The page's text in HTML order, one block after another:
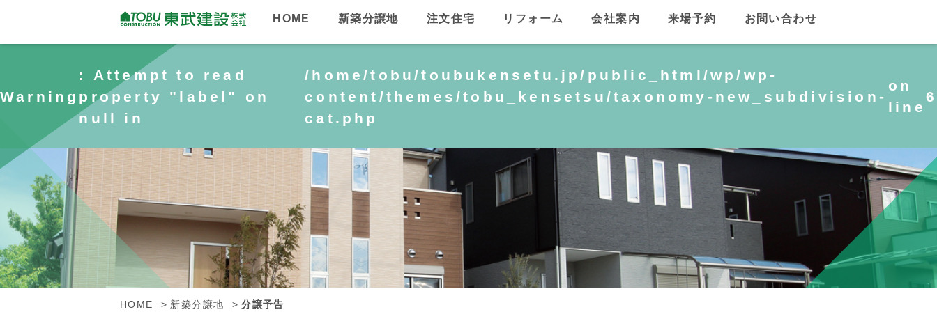
HOME 新築分譲地 注文住宅 リフォーム 会社案内 来場予約 お問い合わせ
Warning
: Attempt to read
property "label" on
null in
/home/tobu/toubukensetu.jp/public_html/wp/wp-
content/themes/tobu_kensetsu/taxonomy-new_subdivision-
cat.php
on
line
6
HOME 新築分譲地 分譲予告